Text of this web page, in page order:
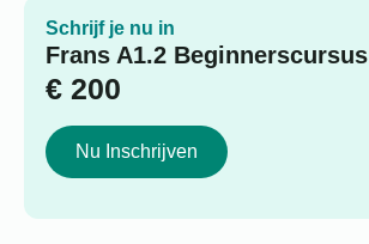
Schrijf je nu in
Frans A1.2 Beginnerscursus
€ 200
Nu Inschrijven